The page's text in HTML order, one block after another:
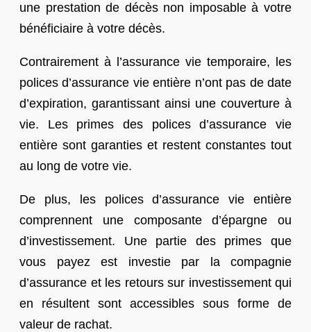
une prestation de décès non imposable à votre
bénéficiaire à votre décès.
Contrairement à l’assurance vie temporaire, les
polices d’assurance vie entière n’ont pas de date
d’expiration, garantissant ainsi une couverture à
vie. Les primes des polices d’assurance vie
entière sont garanties et restent constantes tout
au long de votre vie.
De plus, les polices d’assurance vie entière
comprennent une composante d’épargne ou
d’investissement. Une partie des primes que
vous payez est investie par la compagnie
d’assurance et les retours sur investissement qui
en résultent sont accessibles sous forme de
valeur de rachat.